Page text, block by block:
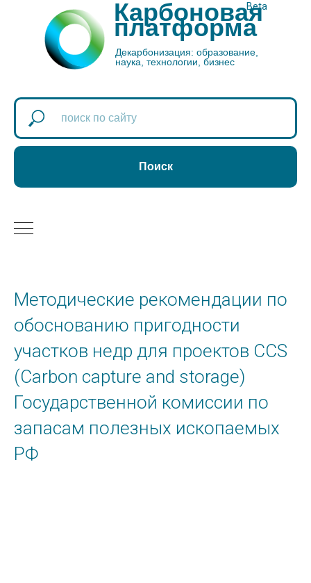
Beta
Декарбонизация: образование,
наука, технологии, бизнес
Карбоновая
платформа
Поиск
Методические рекомендации по
обоснованию пригодности
участков недр для проектов CCS
(Carbon capture and storage)
Государственной комиссии по
запасам полезных ископаемых
РФ